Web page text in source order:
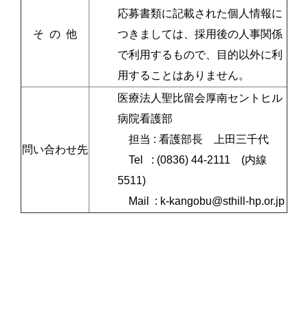
そ の 他
応募書類に記載された個人情報に
つきましては、採用後の人事関係
で利用するもので、目的以外に利
用することはありません。
問い合わせ先
医療法人聖比留会厚南セントヒル
病院看護部
担当 : 看護部長 上田三千代
Tel : (0836) 44-2111 (内線
5511)
Mail : k-kangobu@sthill-hp.or.jp